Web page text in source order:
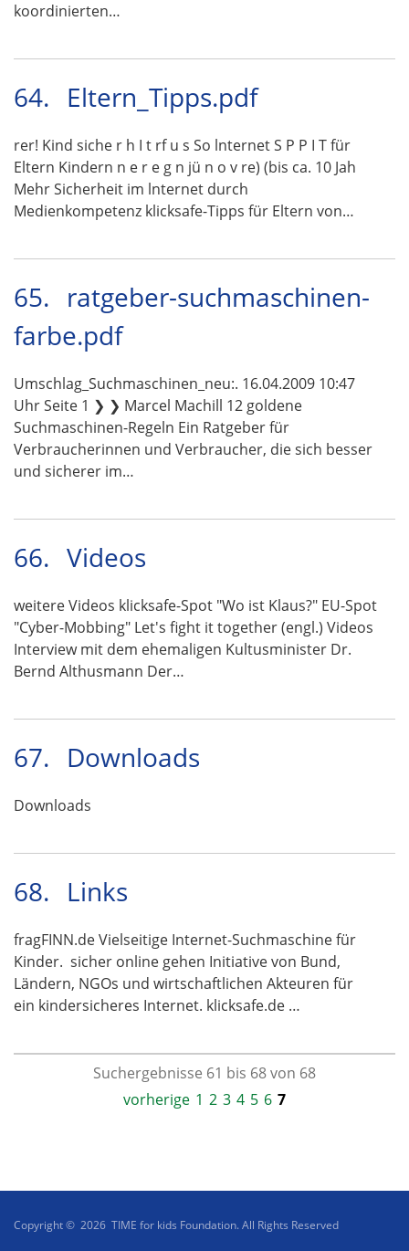
koordinierten…
64. Eltern_Tipps.pdf
rer! Kind siche r h I t rf u s So lnternet S P P I T für
Eltern Kindern n e r e g n jü n o v re) (bis ca. 10 Jah
Mehr Sicherheit im lnternet durch
Medienkompetenz klicksafe-Tipps für Eltern von…
65. ratgeber-suchmaschinen-
farbe.pdf
Umschlag_Suchmaschinen_neu:. 16.04.2009 10:47
Uhr Seite 1 ❯ ❯ Marcel Machill 12 goldene
Suchmaschinen-Regeln Ein Ratgeber für
Verbraucherinnen und Verbraucher, die sich besser
und sicherer im…
66. Videos
weitere Videos klicksafe-Spot "Wo ist Klaus?" EU-Spot
"Cyber-Mobbing" Let's fight it together (engl.) Videos
Interview mit dem ehemaligen Kultusminister Dr.
Bernd Althusmann Der…
67. Downloads
Downloads
68. Links
fragFINN.de Vielseitige Internet-Suchmaschine für
Kinder. sicher online gehen Initiative von Bund,
Ländern, NGOs und wirtschaftlichen Akteuren für
ein kindersicheres Internet. klicksafe.de …
Suchergebnisse 61 bis 68 von 68
vorherige 1 2 3 4 5 6 7
Copyright © 2026 TIME for kids Foundation. All Rights Reserved